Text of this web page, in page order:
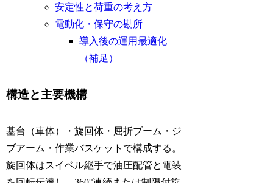
安定性と荷重の考え方
電動化・保守の勘所
導入後の運用最適化
（補足）
構造と主要機構
基台（車体）・旋回体・屈折ブーム・ジ
ブアーム・作業バスケットで構成する。
旋回体はスイベル継手で油圧配管と電装